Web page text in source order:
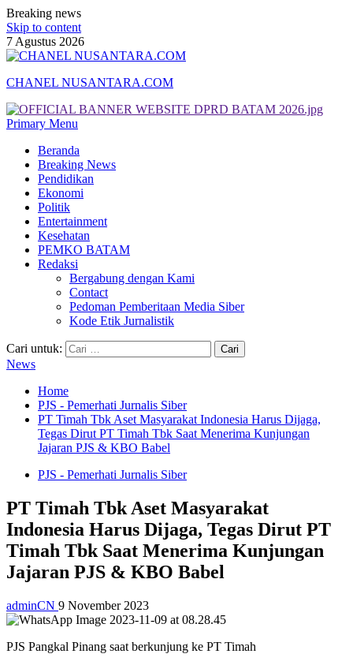
Breaking news
Skip to content
7 Agustus 2026
CHANEL NUSANTARA.COM
Primary Menu
Beranda
Breaking News
Pendidikan
Ekonomi
Politik
Entertainment
Kesehatan
PEMKO BATAM
Redaksi
Bergabung dengan Kami
Contact
Pedoman Pemberitaan Media Siber
Kode Etik Jurnalistik
Cari untuk:
News
Home
PJS - Pemerhati Jurnalis Siber
PT Timah Tbk Aset Masyarakat Indonesia Harus Dijaga,
Tegas Dirut PT Timah Tbk Saat Menerima Kunjungan
Jajaran PJS & KBO Babel
PJS - Pemerhati Jurnalis Siber
PT Timah Tbk Aset Masyarakat
Indonesia Harus Dijaga, Tegas Dirut PT
Timah Tbk Saat Menerima Kunjungan
Jajaran PJS & KBO Babel
adminCN 9 November 2023
PJS Pangkal Pinang saat berkunjung ke PT Timah